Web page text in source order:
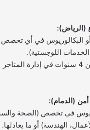
أو البكالوريوس في أي
اللوجستية).
– خبرة لا تقل عن 4 سنوات في إدارة المتاجر
في تخصص (الصحة
الهندسة) أو ما يعادلها.